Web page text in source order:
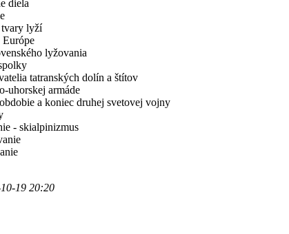
diela
tvary lyží
Európe
lyžovania
tatranských dolín a štítov
uhorskej armáde
a koniec druhej svetovej vojny
- skialpinizmus
19 20:20